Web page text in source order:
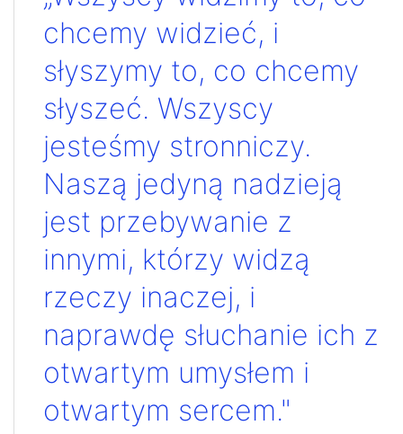
chcemy widzieć, i
słyszymy to, co chcemy
słyszeć. Wszyscy
jesteśmy stronniczy.
Naszą jedyną nadzieją
jest przebywanie z
innymi, którzy widzą
rzeczy inaczej, i
naprawdę słuchanie ich z
otwartym umysłem i
otwartym sercem."